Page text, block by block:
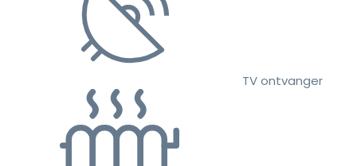
TV ontvanger